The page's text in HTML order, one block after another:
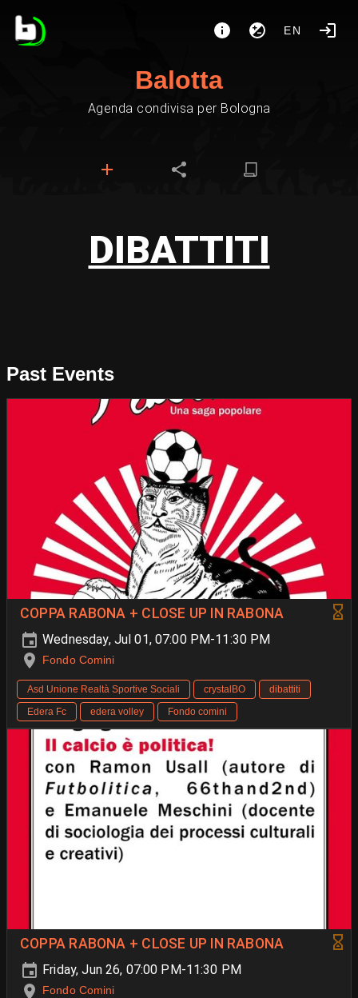
EN
Balotta
Agenda condivisa per Bologna
DIBATTITI
Past Events
COPPA RABONA + CLOSE UP IN RABONA
Wednesday, Jul 01, 07:00 PM-11:30 PM
Fondo Comini
Asd Unione Realtà Sportive Sociali crystalBO
dibattiti
Edera Fc
edera volley Fondo comini
COPPA RABONA + CLOSE UP IN RABONA
Friday, Jun 26, 07:00 PM-11:30 PM
Fondo Comini